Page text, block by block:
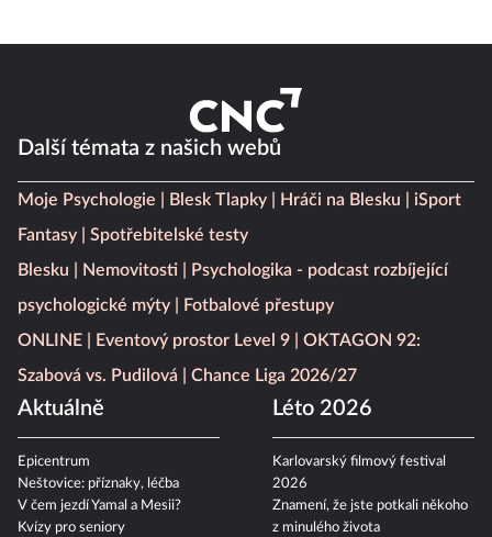
Další témata z našich webů
Moje Psychologie Blesk Tlapky Hráči na Blesku
iSport
Fantasy
Spotřebitelské testy
Blesku
Nemovitosti
Psychologika - podcast rozbíjející
psychologické mýty
Fotbalové přestupy
ONLINE
Eventový prostor Level 9
OKTAGON 92:
Szabová vs. Pudilová
Chance Liga 2026/27
Aktuálně
Epicentrum
Neštovice: příznaky, léčba
V čem jezdí Yamal a Mesii?
Kvízy pro seniory
Léto 2026
Karlovarský filmový festival
2026
Znamení, že jste potkali někoho
z minulého života